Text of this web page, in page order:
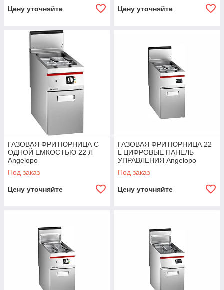
Цену уточняйте Цену уточняйте
ГАЗОВАЯ ФРИТЮРНИЦА С
ОДНОЙ ЕМКОСТЬЮ 22 Л
Angelopo
Под заказ
Цену уточняйте
ГАЗОВАЯ ФРИТЮРНИЦА 22
L ЦИФРОВЫЕ ПАНЕЛЬ
УПРАВЛЕНИЯ Angelopo
Под заказ
Цену уточняйте